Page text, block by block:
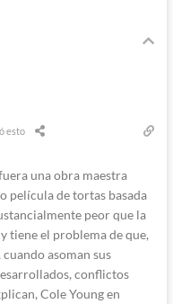
esto
una obra maestra
película de tortas basada
peor que la
tiene el problema de que,
asoman sus
conflictos
Cole Young en